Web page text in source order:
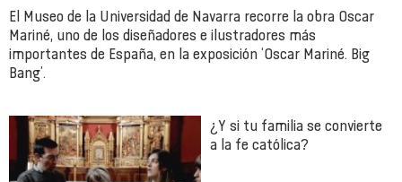
El Museo de la Universidad de Navarra recorre la obra Oscar
Mariné, uno de los diseñadores e ilustradores más
importantes de España, en la exposición ‘Oscar Mariné. Big
Bang’.
¿Y si tu familia se convierte
a la fe católica?